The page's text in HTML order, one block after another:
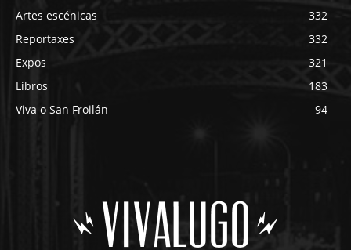
Artes escénicas
332
Reportaxes
332
Expos
321
Libros
183
Viva o San Froilán
94